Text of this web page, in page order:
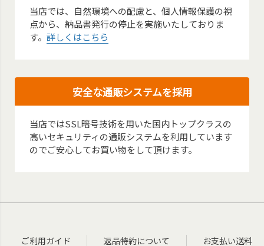
当店では、自然環境への配慮と、個人情報保護の視
点から、納品書発行の停止を実施いたしておりま
す。詳しくはこちら
安全な通販システムを採用
当店ではSSL暗号技術を用いた国内トップクラスの
高いセキュリティの通販システムを利用しています
のでご安心してお買い物をして頂けます。
ご利用ガイド 返品特約について お支払い送料